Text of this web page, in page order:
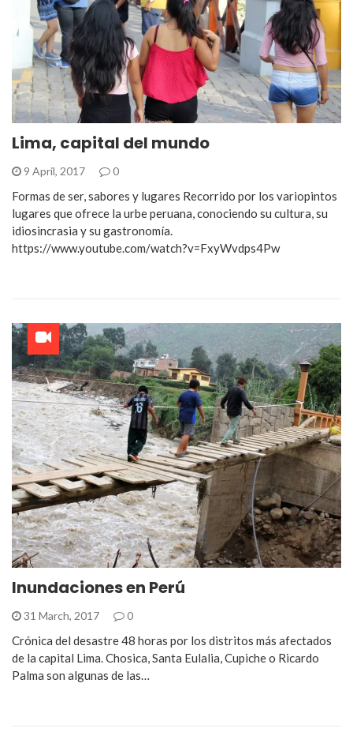
Lima, capital del mundo
9 April, 2017 0
Formas de ser, sabores y lugares Recorrido por los variopintos
lugares que ofrece la urbe peruana, conociendo su cultura, su
idiosincrasia y su gastronomía.
https://www.youtube.com/watch?v=FxyWvdps4Pw
Inundaciones en Perú
31 March, 2017 0
Crónica del desastre 48 horas por los distritos más afectados
de la capital Lima. Chosica, Santa Eulalia, Cupiche o Ricardo
Palma son algunas de las…